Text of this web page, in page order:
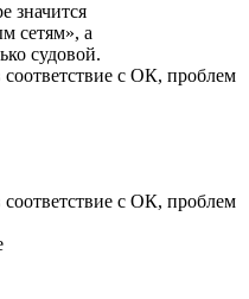
значится
сетям», а
судовой.
с ОК, проблем
с ОК, проблем